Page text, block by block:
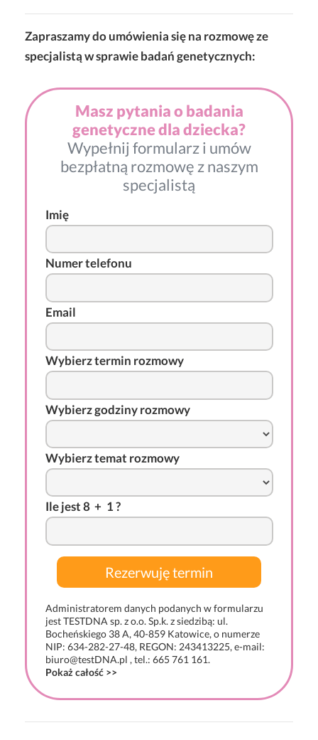
Zapraszamy do umówienia się na rozmowę ze
specjalistą w sprawie badań genetycznych:
Masz pytania o badania
genetyczne dla dziecka?
Wypełnij formularz i umów
bezpłatną rozmowę z naszym
specjalistą
Imię
Numer telefonu
Email
Wybierz termin rozmowy
Wybierz godziny rozmowy
Wybierz temat rozmowy
Ile jest 8- + 1 ?
Administratorem danych podanych w formularzu
jest TESTDNA sp. z o.o. Sp.k. z siedzibą: ul.
Bocheńskiego 38 A, 40-859 Katowice, o numerze
NIP: 634-282-27-48, REGON: 243413225, e-mail:
biuro@testDNA.pl , tel.: 665 761 161.
Pokaż całość >>